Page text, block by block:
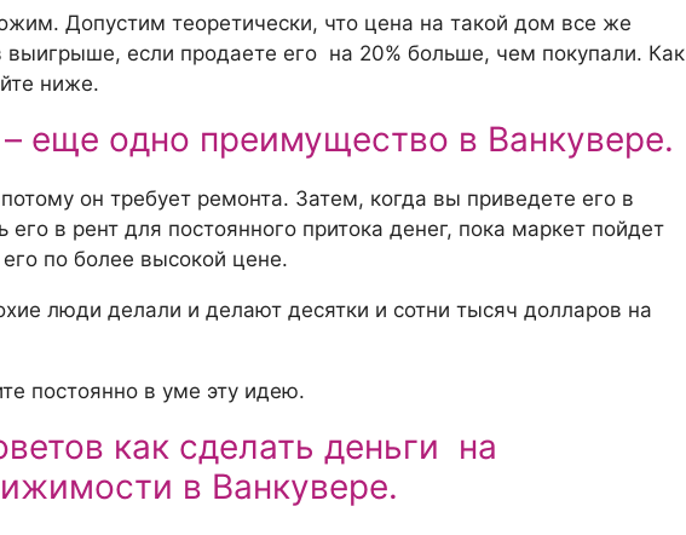
Допустим теоретически, что цена на такой дом все же
если продаете его на 20% больше, чем покупали. Как
ниже.
– еще одно преимущество в Ванкувере.
он требует ремонта. Затем, когда вы приведете его в
в рент для постоянного притока денег, пока маркет пойдет
по более высокой цене.
люди делали и делают десятки и сотни тысяч долларов на
постоянно в уме эту идею.
как сделать деньги на
в Ванкувере.